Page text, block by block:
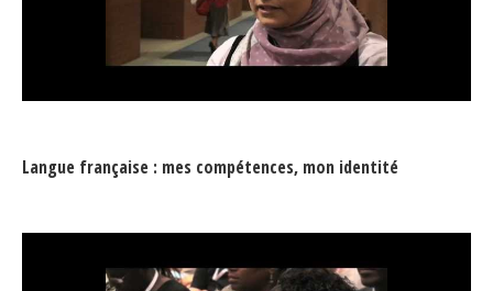
Langue française : mes compétences, mon identité